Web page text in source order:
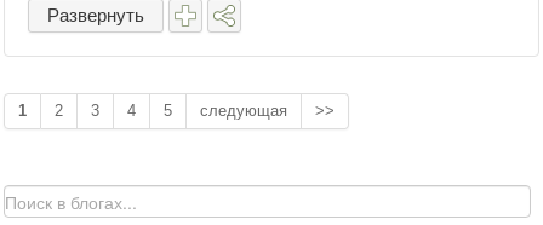
Развернуть
1 2 3 4 5 следующая >>